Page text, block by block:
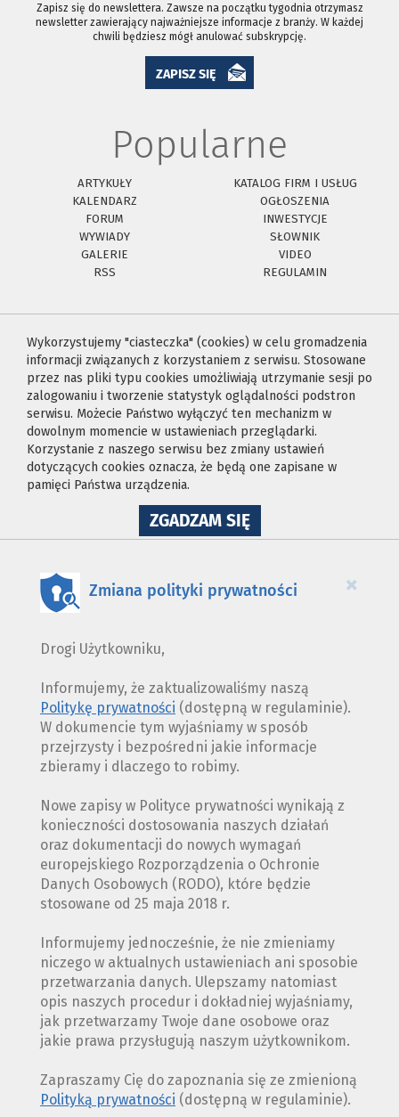
Zapisz się do newslettera. Zawsze na początku tygodnia otrzymasz
newsletter zawierający najważniejsze informacje z branży. W każdej
chwili będziesz mógł anulować subskrypcję.
ZAPISZ SIĘ
Popularne
ARTYKUŁY
KATALOG FIRM I USŁUG
KALENDARZ
OGŁOSZENIA
FORUM
INWESTYCJE
WYWIADY
SŁOWNIK
GALERIE
VIDEO
RSS
REGULAMIN
Wykorzystujemy "ciasteczka" (cookies) w celu gromadzenia
informacji związanych z korzystaniem z serwisu. Stosowane
przez nas pliki typu cookies umożliwiają utrzymanie sesji po
zalogowaniu i tworzenie statystyk oglądalności podstron
serwisu. Możecie Państwo wyłączyć ten mechanizm w
dowolnym momencie w ustawieniach przeglądarki.
Korzystanie z naszego serwisu bez zmiany ustawień
dotyczących cookies oznacza, że będą one zapisane w
pamięci Państwa urządzenia.
ZGADZAM SIĘNA
WYKORZYSTANIE
×
Zmiana polityki prywatności
Drogi Użytkowniku,
Informujemy, że zaktualizowaliśmy naszą
Politykę prywatności (dostępną w regulaminie).
W dokumencie tym wyjaśniamy w sposób
przejrzysty i bezpośredni jakie informacje
zbieramy i dlaczego to robimy.
Nowe zapisy w Polityce prywatności wynikają z
konieczności dostosowania naszych działań
oraz dokumentacji do nowych wymagań
europejskiego Rozporządzenia o Ochronie
Danych Osobowych (RODO), które będzie
stosowane od 25 maja 2018 r.
Informujemy jednocześnie, że nie zmieniamy
niczego w aktualnych ustawieniach ani sposobie
przetwarzania danych. Ulepszamy natomiast
opis naszych procedur i dokładniej wyjaśniamy,
jak przetwarzamy Twoje dane osobowe oraz
jakie prawa przysługują naszym użytkownikom.
Zapraszamy Cię do zapoznania się ze zmienioną
Polityką prywatności (dostępną w regulaminie).